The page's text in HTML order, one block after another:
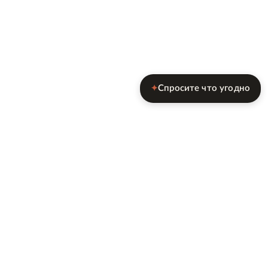
✦Спросите что угодно